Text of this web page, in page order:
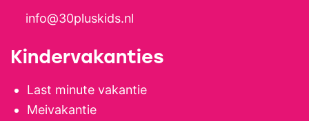
info@30pluskids.nl
Kindervakanties
Last minute vakantie
Meivakantie